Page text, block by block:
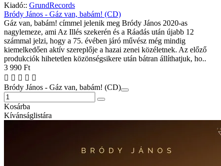
Kiadó:: GrundRecords
Bródy János - Gáz van, babám! (CD)
Gáz van, babám! címmel jelenik meg Bródy János 2020-as
nagylemeze, ami Az Illés szekerén és a Ráadás után újabb 12
számmal jelzi, hogy a 75. évében járó művész még mindig
kiemelkedően aktív szereplője a hazai zenei közéletnek. Az előző
produkciók hihetetlen közönségsikere után bátran állíthatjuk, ho..
3 990 Ft
Bródy János - Gáz van, babám! (CD)
Kosárba
Kívánságlistára